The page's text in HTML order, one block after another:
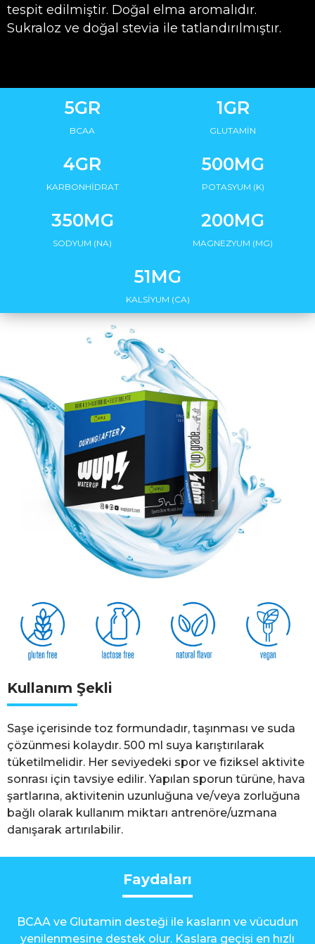
tespit edilmiştir. Doğal elma aromalıdır.
Sukraloz ve doğal stevia ile tatlandırılmıştır.
5GR
BCAA
1GR
GLUTAMİN
4GR
KARBONHİDRAT
500MG
POTASYUM (K)
350MG
SODYUM (NA)
200MG
MAGNEZYUM (MG)
51MG
KALSİYUM (CA)
Kullanım Şekli
Saşe içerisinde toz formundadır, taşınması ve suda
çözünmesi kolaydır. 500 ml suya karıştırılarak
tüketilmelidir. Her seviyedeki spor ve fiziksel aktivite
sonrası için tavsiye edilir. Yapılan sporun türüne, hava
şartlarına, aktivitenin uzunluğuna ve/veya zorluğuna
bağlı olarak kullanım miktarı antrenöre/uzmana
danışarak artırılabilir.
Faydaları
BCAA ve Glutamin desteği ile kasların ve vücudun
yenilenmesine destek olur. Kaslara geçişi en hızlı